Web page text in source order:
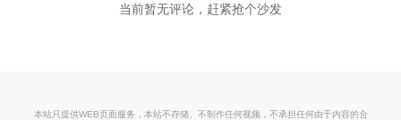
当前暂无评论，赶紧抢个沙发
本站只提供WEB页面服务，本站不存储、不制作任何视频，不承担任何由于内容的合